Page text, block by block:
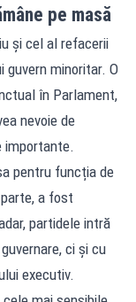
pe masă
și cel al refacerii
guvern minoritar. O
în Parlament,
nevoie de
importante.
pentru funcția de
a fost
partidele intră
ci și cu
executiv.